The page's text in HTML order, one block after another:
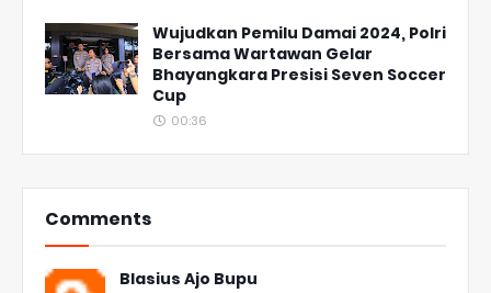
Wujudkan Pemilu Damai 2024, Polri
Bersama Wartawan Gelar
Bhayangkara Presisi Seven Soccer
Cup
00:36
Comments
Blasius Ajo Bupu